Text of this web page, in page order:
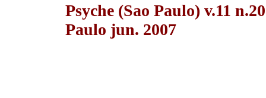
Psyche (Sao Paulo) v.11
Paulo jun. 2007